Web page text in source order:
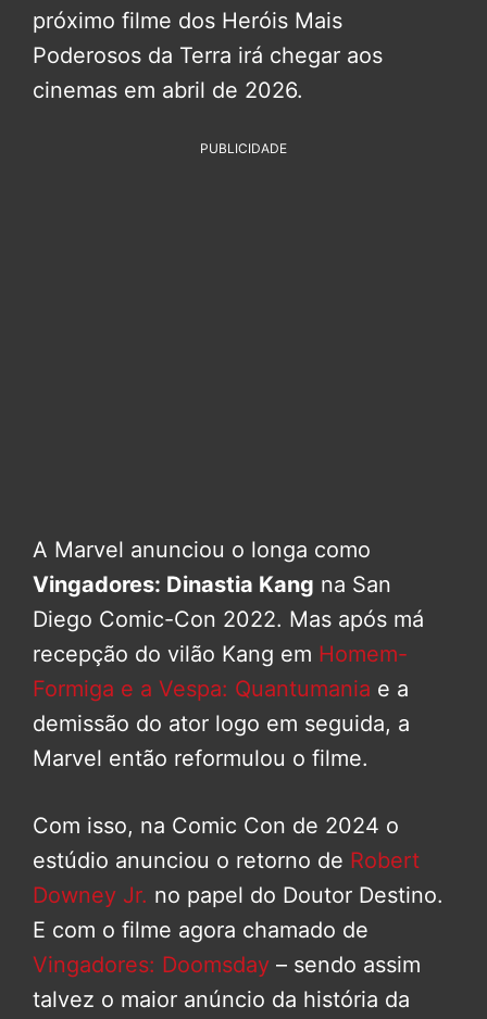
próximo filme dos Heróis Mais
Poderosos da Terra irá chegar aos
cinemas em abril de 2026.
PUBLICIDADE
A Marvel anunciou o longa como
Vingadores: Dinastia Kang na San
Diego Comic-Con 2022. Mas após má
recepção do vilão Kang em Homem-
Formiga e a Vespa: Quantumania e a
demissão do ator logo em seguida, a
Marvel então reformulou o filme.
Com isso, na Comic Con de 2024 o
estúdio anunciou o retorno de Robert
Downey Jr. no papel do Doutor Destino.
E com o filme agora chamado de
Vingadores: Doomsday – sendo assim
talvez o maior anúncio da história da